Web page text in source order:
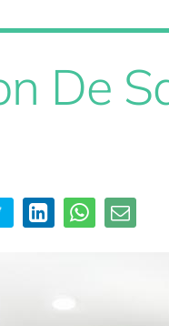
De